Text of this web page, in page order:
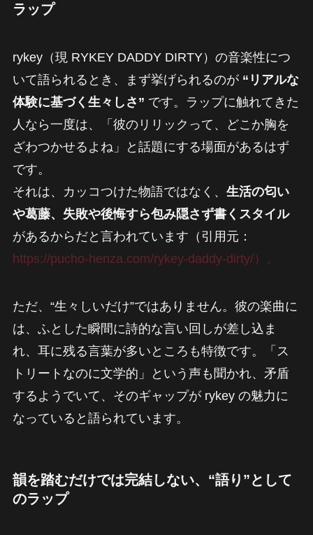
ラップ
rykey（現 RYKEY DADDY DIRTY）の音楽性につ
いて語られるとき、まず挙げられるのが “リアルな
体験に基づく生々しさ” です。ラップに触れてきた
人なら一度は、「彼のリリックって、どこか胸を
ざわつかせるよね」と話題にする場面があるはず
です。
それは、カッコつけた物語ではなく、 生活の匂い
や葛藤、失敗や後悔すら包み隠さず書くスタイル
があるからだと言われています（引用元：
https://pucho-henza.com/rykey-daddy-dirty/）。
ただ、“生々しいだけ”ではありません。彼の楽曲に
は、ふとした瞬間に詩的な言い回しが差し込ま
れ、耳に残る言葉が多いところも特徴です。「ス
トリートなのに文学的」という声も聞かれ、矛盾
するようでいて、そのギャップが rykey の魅力に
なっていると語られています。
韻を踏むだけでは完結しない、“語り”として
のラップ